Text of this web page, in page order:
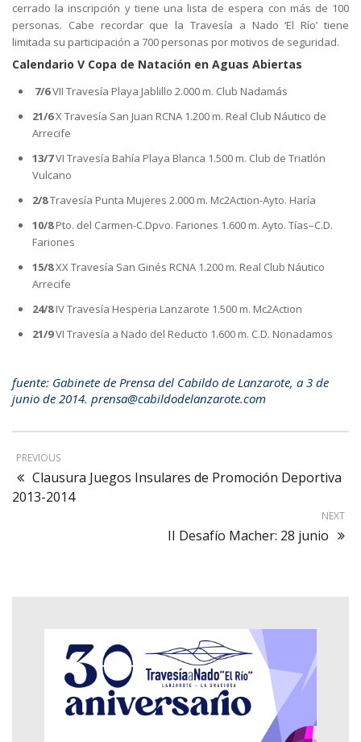
cerrado la inscripción y tiene una lista de espera con más de 100
personas. Cabe recordar que la Travesía a Nado ‘El Río’ tiene
limitada su participación a 700 personas por motivos de seguridad.
Calendario V Copa de Natación en Aguas Abiertas
7/6VII Travesía Playa Jablillo 2.000 m. Club Nadamás
21/6X Travesía San Juan RCNA 1.200 m. Real Club Náutico de
Arrecife
13/7VI Travesía Bahía Playa Blanca 1.500 m. Club de Triatlón
Vulcano
2/8Travesía Punta Mujeres 2.000 m. Mc2Action-Ayto. Haría
10/8Pto. del Carmen-C.Dpvo. Fariones 1.600 m. Ayto. Tías–C.D.
Fariones
15/8XX Travesía San Ginés RCNA 1.200 m. Real Club Náutico
Arrecife
24/8IV Travesía Hesperia Lanzarote 1.500 m. Mc2Action
21/9VI Travesía a Nado del Reducto 1.600 m. C.D. Nonadamos
fuente: Gabinete de Prensa del Cabildo de Lanzarote, a 3 de
junio de 2014. prensa@cabildodelanzarote.com
PREVIOUS
Clausura Juegos Insulares de Promoción Deportiva
2013-2014
NEXT
II Desafío Macher: 28 junio